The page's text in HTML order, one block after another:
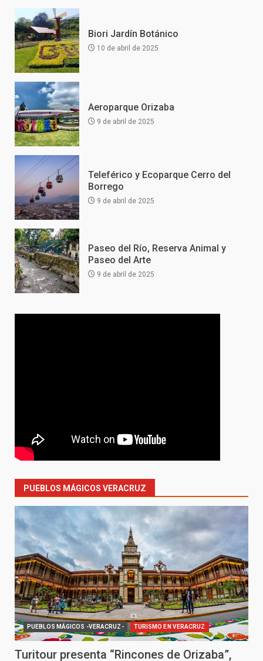
Biori Jardín Botánico
10 de abril de 2025
Aeroparque Orizaba
9 de abril de 2025
Teleférico y Ecoparque Cerro del
Borrego
9 de abril de 2025
Paseo del Río, Reserva Animal y
Paseo del Arte
9 de abril de 2025
PUEBLOS MÁGICOS VERACRUZ
PUEBLOS MÁGICOS -VERACRUZ- TURISMO EN VERACRUZ
Turitour presenta “Rincones de Orizaba”,